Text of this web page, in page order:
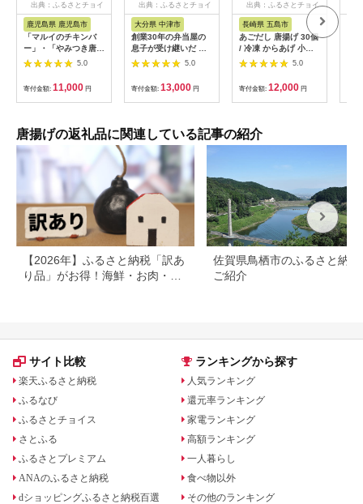
出典：ふるさとチョイ
ス
鹿児島県 鹿児島市
「マルイのチキンバ
ー」・「やみつき唐揚
げ」セット K050-
5.0
寄付金額: 11,000 円
出典：ふるさとチョイ
ス
大分県 中津市
創業30年の弁当屋の
息子が受け継いだ 骨
なし モモ 冷凍からあ
げ 1kg | 調理済 レン
ジ 唐揚げ 唐揚 から揚
げ からあげ お惣菜 惣
菜 お弁当 おかず 簡単
市
5.0
寄付金額: 13,000 円
出典：ふるさとチョイ
長崎県 五島市
あごだし 唐揚げ 30個
/ 冷凍 からあげ 小分
け 五島市 / 大河内商
5.0
寄付金額: 12,000 円
唐揚げの返礼品に関連している記事の紹介
【2026年】ふるさと納税「訳あ
り品」がお得！海鮮・お肉・ス
佐賀県鳥栖市のふるさと納税
ご紹介
サイト比較
楽天ふるさと納税
ふるなび
ふるさとチョイス
さとふる
ふるさとプレミアム
ANAのふるさと納税
dショッピングふるさと納税百選
ランキングから探す
人気ランキング
還元率ランキング
家電ランキング
高額ランキング
一人暮らし
食べ物以外
その他のランキング